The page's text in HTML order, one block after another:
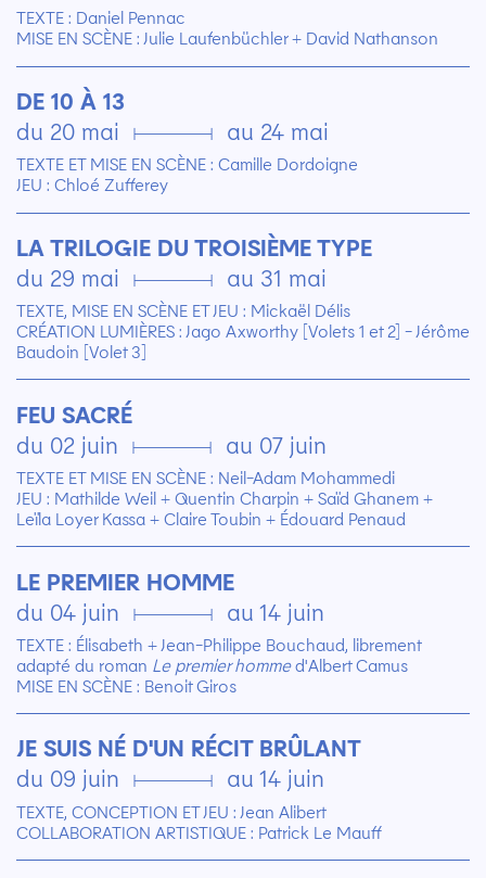
TEXTE : Daniel Pennac
MISE EN SCÈNE : Julie Laufenbüchler + David Nathanson
DE 10 À 13
du 20 mai ▄ au 24 mai
TEXTE ET MISE EN SCÈNE : Camille Dordoigne
JEU : Chloé Zufferey
LA TRILOGIE DU TROISIÈME TYPE
du 29 mai ▄ au 31 mai
TEXTE, MISE EN SCÈNE ET JEU : Mickaël Délis
CRÉATION LUMIÈRES : Jago Axworthy [Volets 1 et 2] - Jérôme
Baudoin [Volet 3]
FEU SACRÉ
du 02 juin ▄ au 07 juin
TEXTE ET MISE EN SCÈNE : Neil-Adam Mohammedi
JEU : Mathilde Weil + Quentin Charpin + Saïd Ghanem +
Leïla Loyer Kassa + Claire Toubin + Édouard Penaud
LE PREMIER HOMME
du 04 juin ▄ au 14 juin
TEXTE : Élisabeth + Jean-Philippe Bouchaud, librement
adapté du roman Le premier hommed'Albert Camus
MISE EN SCÈNE : Benoit Giros
JE SUIS NÉ D'UN RÉCIT BRÛLANT
du 09 juin ▄ au 14 juin
TEXTE, CONCEPTION ET JEU : Jean Alibert
COLLABORATION ARTISTIQUE : Patrick Le Mauff